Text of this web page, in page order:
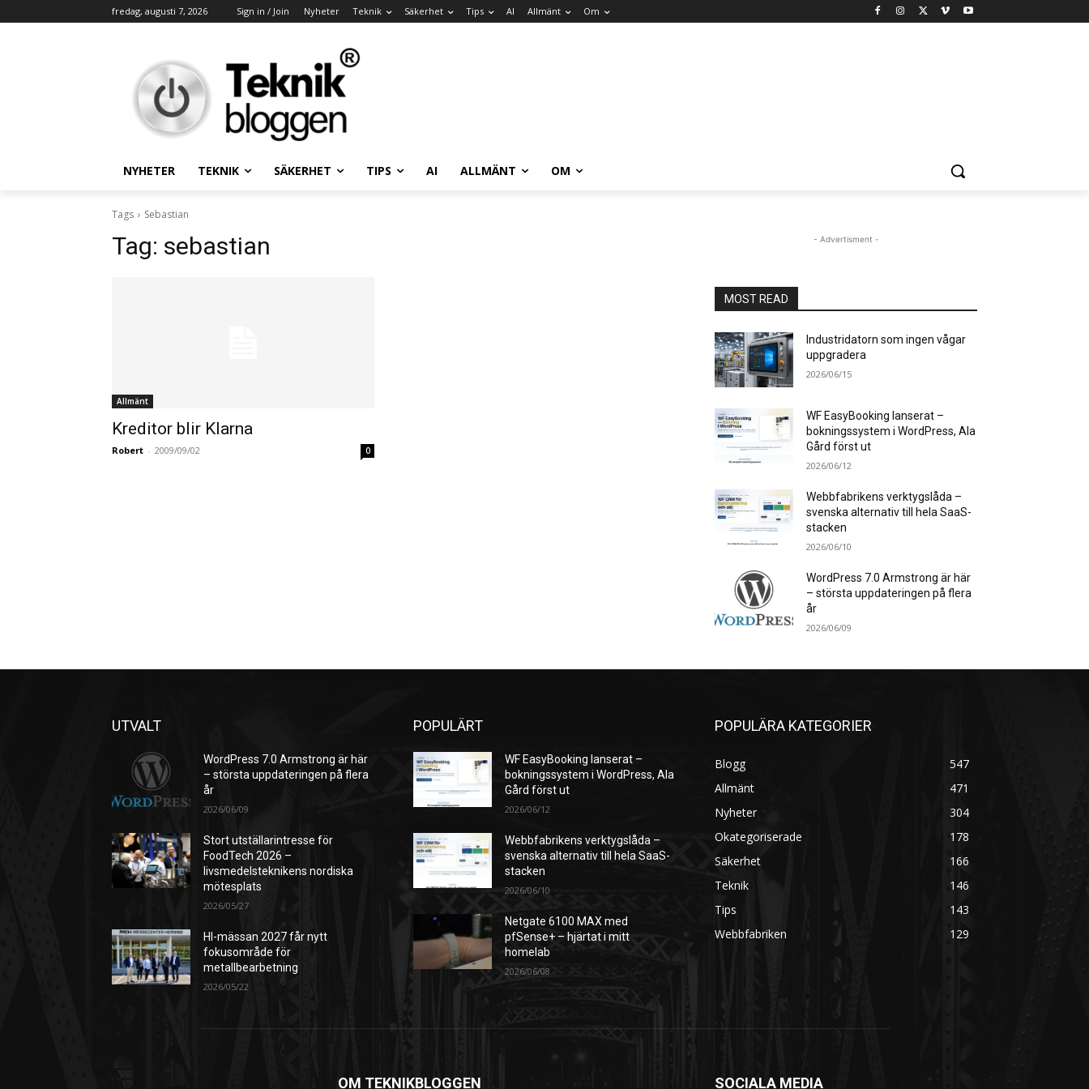
fredag, augusti 7, 2026 Sign in / Join Nyheter Teknik Säkerhet Tips AI Allmänt Om
NYHETER TEKNIK SÄKERHET TIPS AI ALLMÄNT OM
Tags Sebastian
Tag: sebastian
Allmänt
Kreditor blir Klarna
Robert - 2009/09/02 0
- Advertisment -
MOST READ
Industridatorn som ingen vågar
uppgradera
2026/06/15
WF EasyBooking lanserat –
bokningssystem i WordPress, Ala
Gård först ut
2026/06/12
Webbfabrikens verktygslåda –
svenska alternativ till hela SaaS-
stacken
2026/06/10
WordPress 7.0 Armstrong är här
– största uppdateringen på flera
år
2026/06/09
UTVALT
WordPress 7.0 Armstrong är här
– största uppdateringen på flera
år
2026/06/09
Stort utställarintresse för
FoodTech 2026 –
livsmedelsteknikens nordiska
mötesplats
2026/05/27
HI-mässan 2027 får nytt
fokusområde för
metallbearbetning
2026/05/22
POPULÄRT
WF EasyBooking lanserat –
bokningssystem i WordPress, Ala
Gård först ut
2026/06/12
Webbfabrikens verktygslåda –
svenska alternativ till hela SaaS-
stacken
2026/06/10
Netgate 6100 MAX med
pfSense+ – hjärtat i mitt
homelab
2026/06/08
POPULÄRA KATEGORIER
Blogg
547
Allmänt
471
Nyheter
304
Okategoriserade
178
Säkerhet
166
Teknik
146
Tips
143
Webbfabriken
129
OM TEKNIKBLOGGEN SOCIALA MEDIA